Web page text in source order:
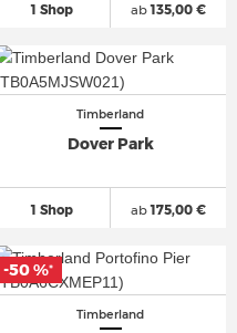
1 Shop ab135,00 €
Timberland
Dover Park
1 Shop ab175,00 €
Timberland
-50 %*